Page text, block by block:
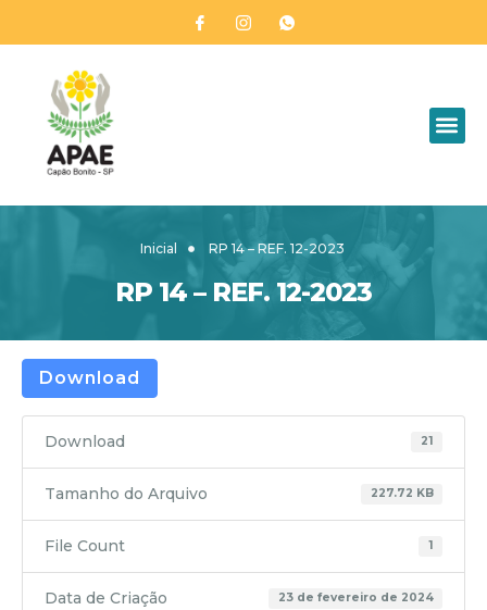
Inicial RP 14 – REF. 12-2023
RP 14 – REF. 12-2023
Download
Download 21
Tamanho do Arquivo 227.72 KB
File Count 1
Data de Criação 23 de fevereiro de 2024